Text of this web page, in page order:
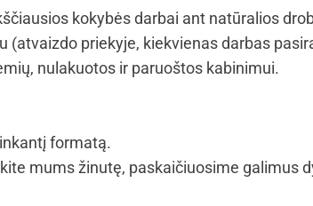
kokybės darbai ant natūralios
priekyje, kiekvienas darbas
nulakuotos ir paruoštos kabinimui.
formatą.
mums žinutę, paskaičiuosime galimus